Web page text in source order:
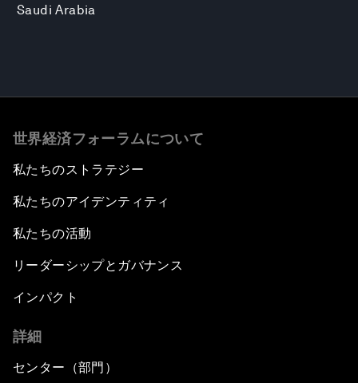
Saudi Arabia
世界経済フォーラムについて
私たちのストラテジー
私たちのアイデンティティ
私たちの活動
リーダーシップとガバナンス
インパクト
詳細
センター（部門）